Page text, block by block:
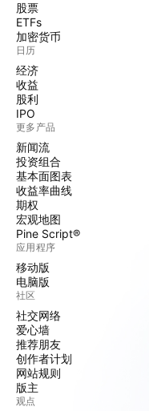
股票
ETFs
加密货币
日历
经济
收益
股利
IPO
更多产品
新闻流
投资组合
基本面图表
收益率曲线
期权
宏观地图
Pine Script®
应用程序
移动版
电脑版
社区
社交网络
爱心墙
推荐朋友
创作者计划
网站规则
版主
观点